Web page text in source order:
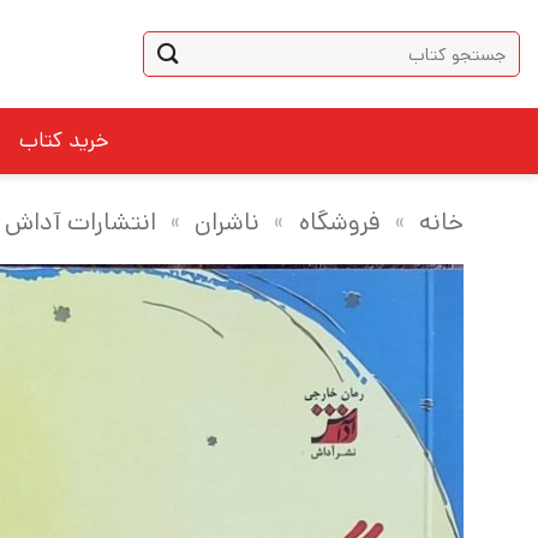
content
جستجو
برای:
خرید کتاب
خانه » فروشگاه » ناشران » انتشارات آداش